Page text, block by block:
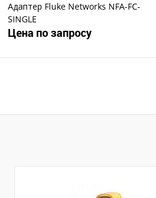
Адаптер Fluke Networks NFA-FC-
SINGLE
Цена по запросу